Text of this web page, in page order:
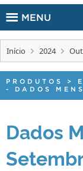
EDITAIS
INTERNACIONAL
PORTARIAS
TELEFONES
MENU
Início 2024
PRODUTOS >
- DADOS
Dados